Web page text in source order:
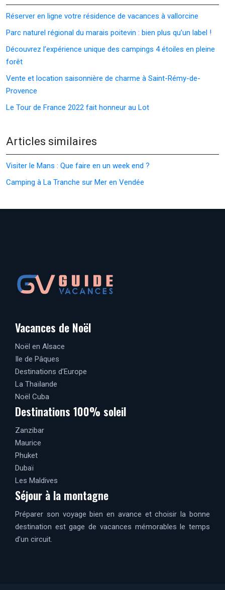
Réserver en ligne votre résidence de vacances à vallorcine
Parc naturel régional du marais poitevin : bien plus qu’un label !
Découvrez l’expérience unique des campings 4 étoiles en pleine
forêt
Vente et location saisonnière de charme à Saint-Rémy-de-
Provence
Le Tour de France 2022 fait honneur au Lot
Articles similaires
Visiter le Mans : Que faire en un week end ?
Camping à La Tranche sur Mer en Vendée
Vacances de Noël
Noël en Alsace
Ile de Pâques
Destinations d’Europe
La Thaïlande
Noël Cuba
Destinations 100% soleil
Zanzibar
Maurice
Phuket
Dubaï
Les Maldives
Séjour à la montagne
Préparer son voyage bien en avance et choisir la bonne
destination est gage de vacances mémorables le temps
d’un circuit.